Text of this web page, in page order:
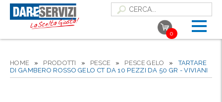
0
HOME » PRODOTTI » PESCE » PESCE GELO »TARTARE
DI GAMBERO ROSSO GELO CT DA 10 PEZZI DA 50 GR - VIVIANI